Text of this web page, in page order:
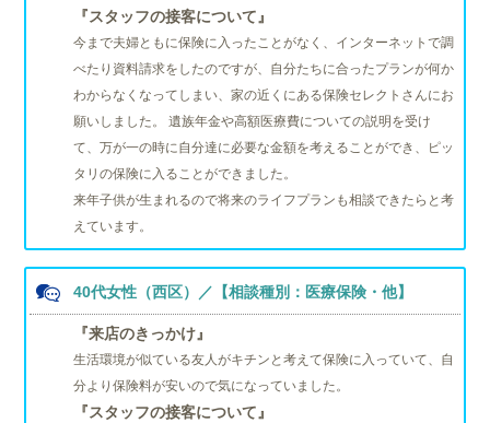
『スタッフの接客について』
今まで夫婦ともに保険に入ったことがなく、インターネットで調
べたり資料請求をしたのですが、自分たちに合ったプランが何か
わからなくなってしまい、家の近くにある保険セレクトさんにお
願いしました。 遺族年金や高額医療費についての説明を受け
て、万が一の時に自分達に必要な金額を考えることができ、ピッ
タリの保険に入ることができました。
来年子供が生まれるので将来のライフプランも相談できたらと考
えています。
40代女性（西区）／【相談種別：医療保険・他】
『来店のきっかけ』
生活環境が似ている友人がキチンと考えて保険に入っていて、自
分より保険料が安いので気になっていました。
『スタッフの接客について』